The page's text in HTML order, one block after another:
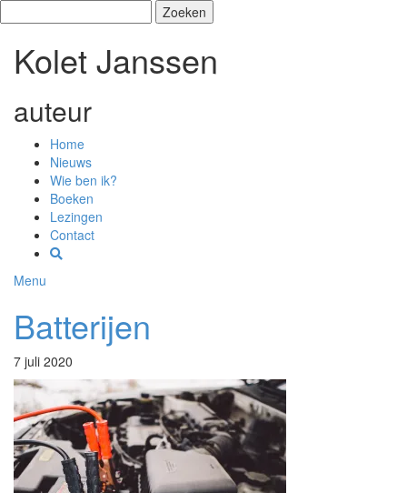
naar:
Kolet Janssen
auteur
Home
Nieuws
Wie ben ik?
Boeken
Lezingen
Contact
Menu
Batterijen
7 juli 2020